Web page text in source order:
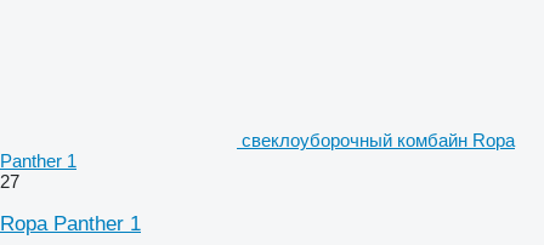
свеклоуборочный комбайн Ropa
Panther 1
27
Ropa Panther 1